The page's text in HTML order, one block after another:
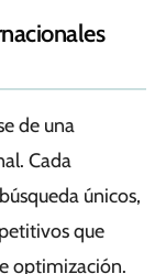
de una
Cada
únicos,
que
optimización.